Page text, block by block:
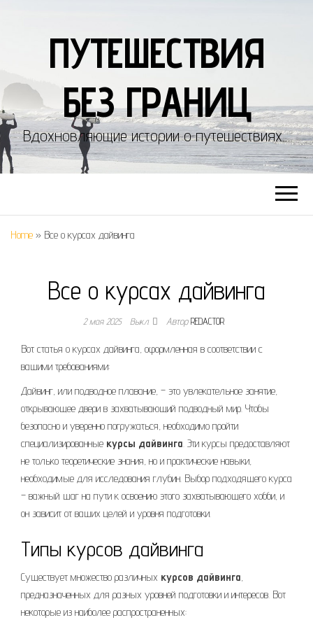
ПУТЕШЕСТВИЯ
БЕЗ ГРАНИЦ
Вдохновляющие истории о путешествиях…
Home » Все о курсах дайвинга
Все о курсах дайвинга
2 мая 2025 Выкл. АвторREDACTOR
Вот статья о курсах дайвинга, оформленная в соответствии с
вашими требованиями:
Дайвинг, или подводное плавание, – это увлекательное занятие,
открывающее двери в захватывающий подводный мир. Чтобы
безопасно и уверенно погружаться, необходимо пройти
специализированные курсы дайвинга. Эти курсы предоставляют
не только теоретические знания, но и практические навыки,
необходимые для исследования глубин. Выбор подходящего курса
– важный шаг на пути к освоению этого захватывающего хобби, и
он зависит от ваших целей и уровня подготовки.
Типы курсов дайвинга
Существует множество различных курсов дайвинга,
предназначенных для разных уровней подготовки и интересов. Вот
некоторые из наиболее распространенных: